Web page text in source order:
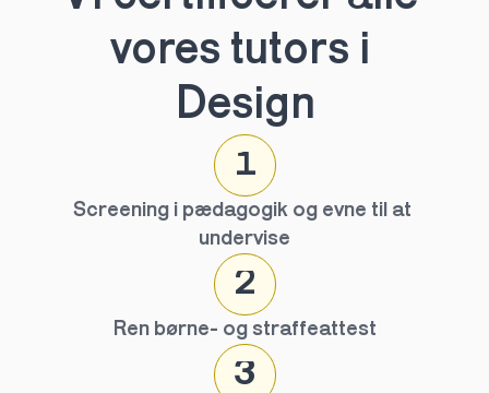
vores tutors i
Design
1
Screening i pædagogik og evne til at
undervise
2
Ren børne- og straffeattest
3